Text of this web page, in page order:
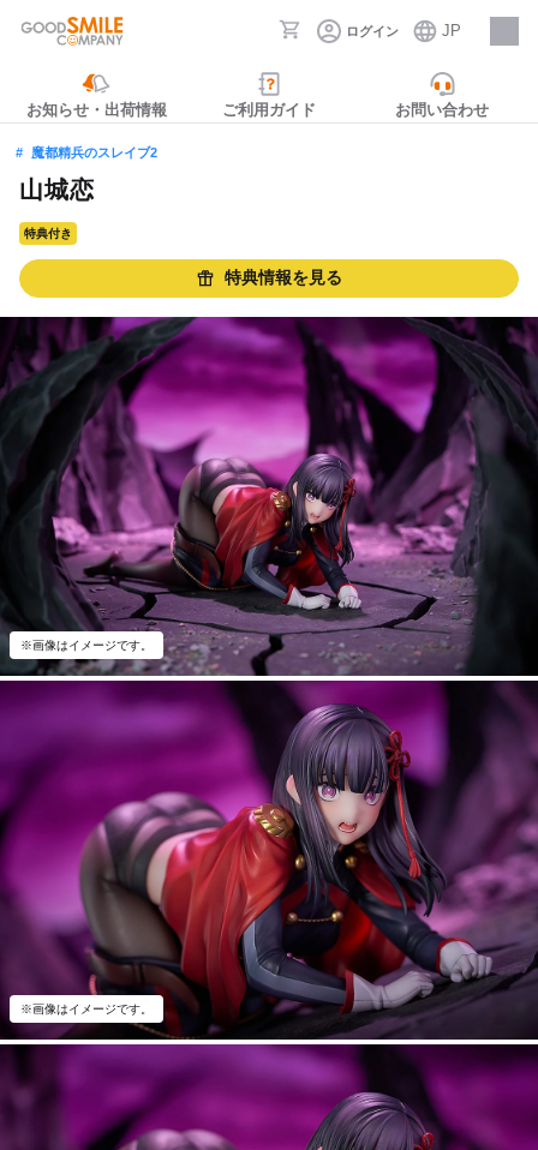
ログイン JP
採用情報
お知らせ・出荷情報 ご利用ガイド お問い合わせ
魔都精兵のスレイブ2
山城恋
特典付き
特典情報を見る
※画像はイメージです。
※画像はイメージです。